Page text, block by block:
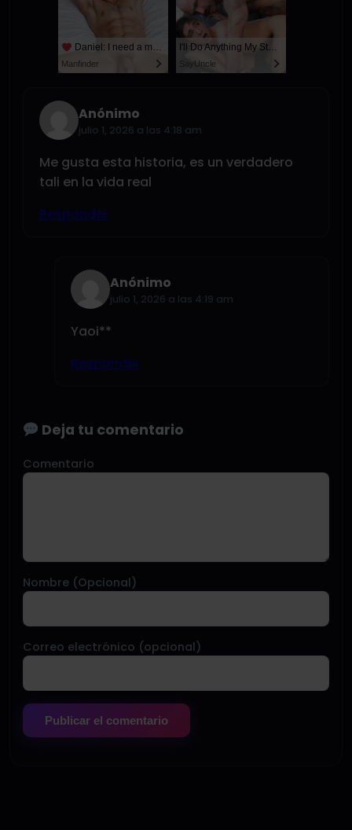
Daniel: I need a man for a spicy night...
Manfinder
I'll Do Anything My Stepdad Wants if He Keeps My Secret
SayUncle
Anónimo
julio 1, 2026 a las 4:18 am
Me gusta esta historia, es un verdadero
tali en la vida real
Responder
Anónimo
julio 1, 2026 a las 4:19 am
Yaoi**
Responder
Deja tu comentario
Comentario
Nombre (Opcional)
Correo electrónico (opcional)